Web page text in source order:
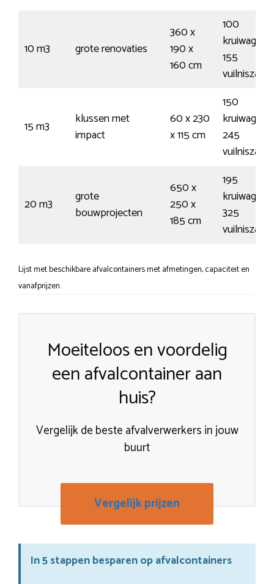
10 m3 grote renovaties
360 x
190 x
160 cm
100
155
15 m3
klussen met
impact
60 x 230
x 115 cm
150
245
20 m3
grote
bouwprojecten
650 x
250 x
185 cm
195
325
Lijst met beschikbare afvalcontainers met afmetingen, capaciteit en
vanafprijzen.
Moeiteloos en voordelig
een afvalcontainer aan
huis?
Vergelijk de beste afvalverwerkers in jouw
buurt
Vergelijk prijzen
In 5 stappen besparen op afvalcontainers